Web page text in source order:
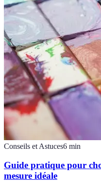
Conseils et Astuces6 min
Guide pratique pour
mesure idéale